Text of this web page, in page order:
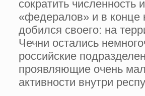
сократить численность
«федералов» и в конце
добился своего: на
Чечни остались
российские
проявляющие очень
активности внутри